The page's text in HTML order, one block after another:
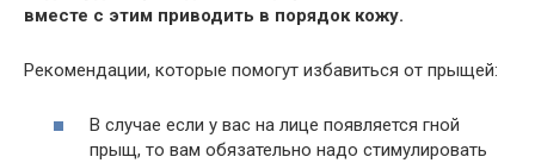
вместе с этим приводить в порядок кожу.
Рекомендации, которые помогут избавиться от прыщей:
В случае если у вас на лице появляется гной
прыщ, то вам обязательно надо стимулировать